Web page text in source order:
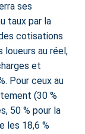
ses
taux par la
cotisations
loueurs au réel,
et
Pour ceux au
(30 %
50 % pour la
les 18,6 %